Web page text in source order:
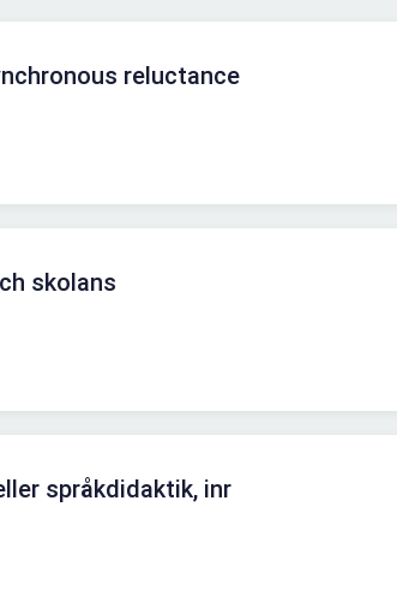
reluctance
skolans
språkdidaktik, inr